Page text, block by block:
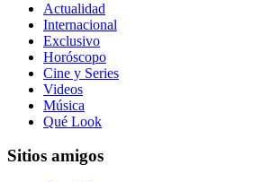
Actualidad
Internacional
Exclusivo
Horóscopo
Cine y Series
Videos
Música
Qué Look
Sitios amigos